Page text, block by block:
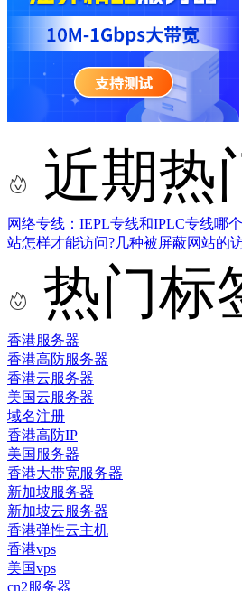
近期热
网络专线：IEPL专线和IPLC专线哪
站怎样才能访问?几种被屏蔽网站的
热门标
香港服务器
香港高防服务器
香港云服务器
美国云服务器
域名注册
香港高防IP
美国服务器
香港大带宽服务器
新加坡服务器
新加坡云服务器
香港弹性云主机
香港vps
美国vps
cn2服务器